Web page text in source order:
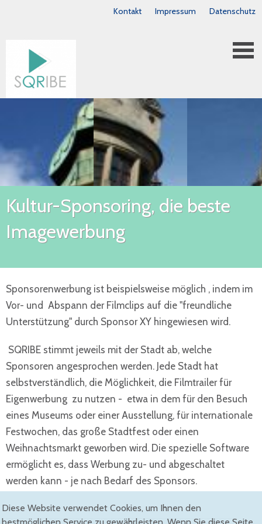
Diese Website verwendet Cookies, um Ihnen den
Kontakt Impressum Datenschutz
Kultur-Sponsoring, die beste
Imagewerbung
Sponsorenwerbung ist beispielsweise möglich , indem im
Vor- und Abspann der Filmclips auf die "freundliche
Unterstützung" durch Sponsor XY hingewiesen wird.
SQRIBE stimmt jeweils mit der Stadt ab, welche
Sponsoren angesprochen werden. Jede Stadt hat
selbstverständlich, die Möglichkeit, die Filmtrailer für
Eigenwerbung zu nutzen - etwa in dem für den Besuch
eines Museums oder einer Ausstellung, für internationale
Festwochen, das große Stadtfest oder einen
Weihnachtsmarkt geworben wird. Die spezielle Software
ermöglicht es, dass Werbung zu- und abgeschaltet
werden kann - je nach Bedarf des Sponsors.